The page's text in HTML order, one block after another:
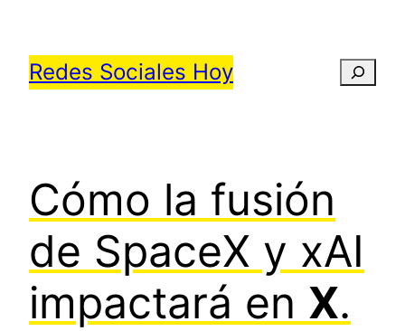
contenido
Redes Sociales Hoy
Cómo la fusión
de SpaceX y xAI
impactará en X.